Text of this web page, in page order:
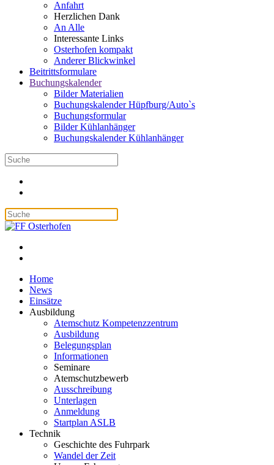
Anfahrt
Herzlichen Dank
An Alle
Interessante Links
Osterhofen kompakt
Anderer Blickwinkel
Beitrittsformulare
Buchungskalender
Bilder Materialien
Buchungskalender Hüpfburg/Auto`s
Buchungsformular
Bilder Kühlanhänger
Buchungskalender Kühlanhänger
Home
News
Einsätze
Ausbildung
Atemschutz Kompetenzzentrum
Ausbildung
Belegungsplan
Informationen
Seminare
Atemschutzbewerb
Ausschreibung
Unterlagen
Anmeldung
Startplan ASLB
Technik
Geschichte des Fuhrpark
Wandel der Zeit